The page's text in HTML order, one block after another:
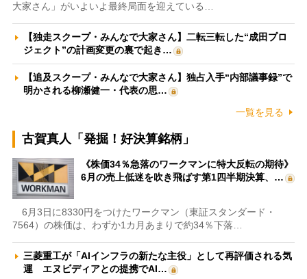
大家さん」がいよいよ最終局面を迎えている…
【独走スクープ・みんなで大家さん】二転三転した“成田プロ
ジェクト”の計画変更の裏で起き…
【追及スクープ・みんなで大家さん】独占入手“内部議事録”で
明かされる柳瀬健一・代表の思…
一覧を見る
古賀真人「発掘！好決算銘柄」
《株価34％急落のワークマンに特大反転の期待》
6月の売上低迷を吹き飛ばす第1四半期決算、…
6月3日に8330円をつけたワークマン（東証スタンダード・
7564）の株価は、わずか1カ月あまりで約34％下落…
三菱重工が「AIインフラの新たな主役」として再評価される気
運 エヌビディアとの提携でAI…